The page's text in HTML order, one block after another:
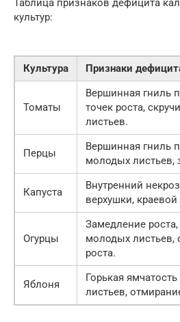
Таблица признаков дефицита
культур:
Культура Признаки
Томаты
Вершинная гниль
точек роста,
листьев.
Перцы
Вершинная гниль
молодых листьев,
Капуста
Внутренний
верхушки,
Огурцы
Замедление
молодых листьев,
роста.
Яблоня
Горькая
листьев,